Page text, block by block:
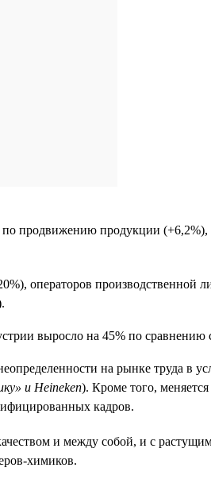
продвижению продукции
операторов
на рынке труда в
и Heineken). Кроме того,
кадров.
и между собой, и с
химиков.